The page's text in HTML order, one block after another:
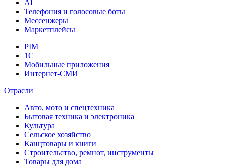
AI
Телефония и голосовые боты
Мессенжеры
Маркетплейсы
PIM
1C
Мобильные приложения
Интернет-СМИ
Отрасли
Авто, мото и спецтехника
Бытовая техника и электроника
Культура
Сельское хозяйство
Канцтовары и книги
Строительство, ремнот, инструменты
Товары для дома